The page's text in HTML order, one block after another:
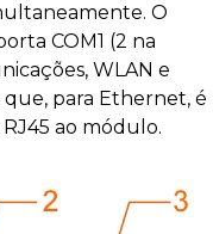
O
COM1 (2 na
WLAN e
para Ethernet, é
ao módulo.